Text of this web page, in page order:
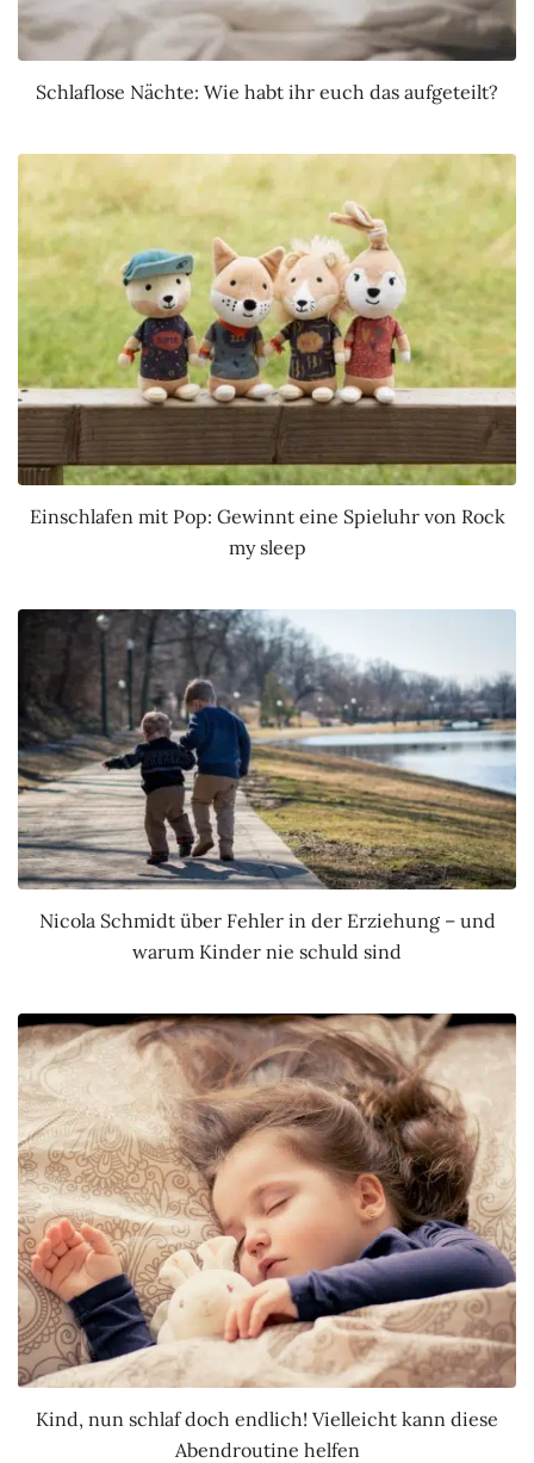
Schlaflose Nächte: Wie habt ihr euch das aufgeteilt?
Einschlafen mit Pop: Gewinnt eine Spieluhr von Rock
my sleep
Nicola Schmidt über Fehler in der Erziehung – und
warum Kinder nie schuld sind
Kind, nun schlaf doch endlich! Vielleicht kann diese
Abendroutine helfen